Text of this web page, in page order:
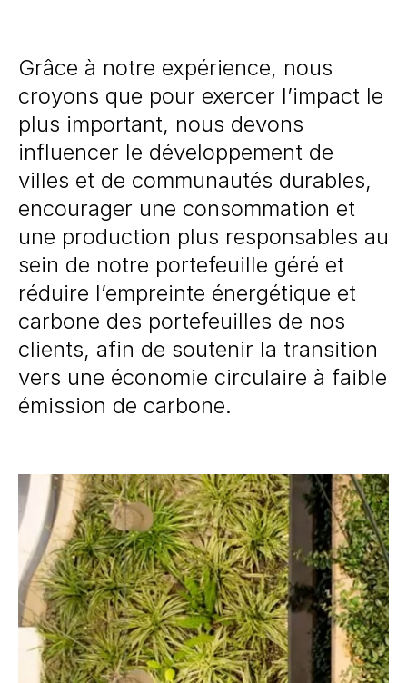
Grâce à notre expérience, nous
croyons que pour exercer l’impact le
plus important, nous devons
influencer le développement de
villes et de communautés durables,
encourager une consommation et
une production plus responsables au
sein de notre portefeuille géré et
réduire l’empreinte énergétique et
carbone des portefeuilles de nos
clients, afin de soutenir la transition
vers une économie circulaire à faible
émission de carbone.